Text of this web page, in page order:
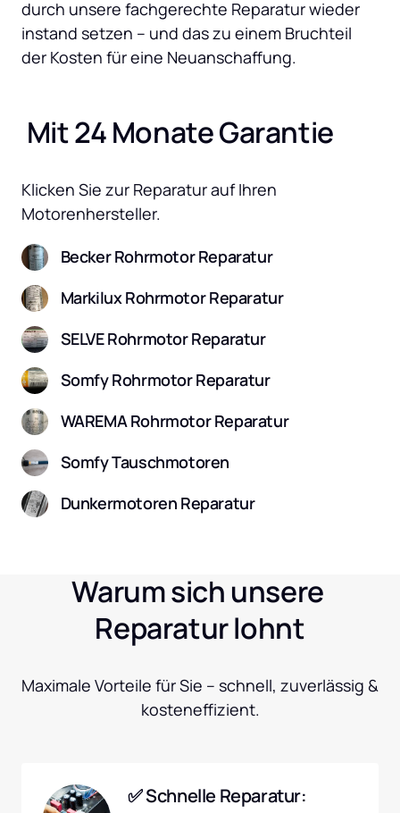
durch unsere fachgerechte Reparatur wieder
instand setzen – und das zu einem Bruchteil
der Kosten für eine Neuanschaffung.
Mit 24 Monate Garantie
Klicken Sie zur Reparatur auf Ihren
Motorenhersteller.
Becker Rohrmotor Reparatur
Markilux Rohrmotor Reparatur
SELVE Rohrmotor Reparatur
Somfy Rohrmotor Reparatur
WAREMA Rohrmotor Reparatur
Somfy Tauschmotoren
Dunkermotoren Reparatur
Warum sich unsere
Reparatur lohnt
Maximale Vorteile für Sie – schnell, zuverlässig &
kosteneffizient.
✅ Schnelle Reparatur: